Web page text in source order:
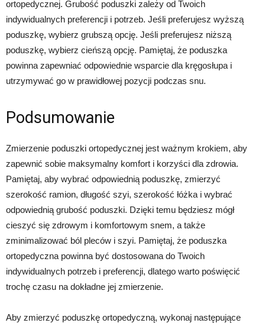
ortopedycznej. Grubość poduszki zależy od Twoich
indywidualnych preferencji i potrzeb. Jeśli preferujesz wyższą
poduszkę, wybierz grubszą opcję. Jeśli preferujesz niższą
poduszkę, wybierz cieńszą opcję. Pamiętaj, że poduszka
powinna zapewniać odpowiednie wsparcie dla kręgosłupa i
utrzymywać go w prawidłowej pozycji podczas snu.
Podsumowanie
Zmierzenie poduszki ortopedycznej jest ważnym krokiem, aby
zapewnić sobie maksymalny komfort i korzyści dla zdrowia.
Pamiętaj, aby wybrać odpowiednią poduszkę, zmierzyć
szerokość ramion, długość szyi, szerokość łóżka i wybrać
odpowiednią grubość poduszki. Dzięki temu będziesz mógł
cieszyć się zdrowym i komfortowym snem, a także
zminimalizować ból pleców i szyi. Pamiętaj, że poduszka
ortopedyczna powinna być dostosowana do Twoich
indywidualnych potrzeb i preferencji, dlatego warto poświęcić
trochę czasu na dokładne jej zmierzenie.
Aby zmierzyć poduszkę ortopedyczną, wykonaj następujące